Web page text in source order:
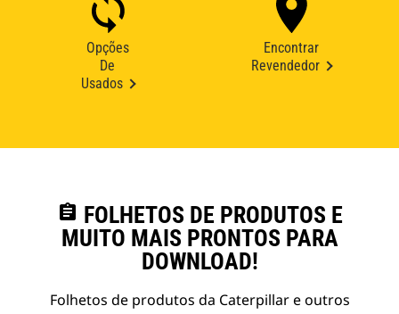
Opções
De
Usados
Encontrar
Revendedor
assignment FOLHETOS DE PRODUTOS E
MUITO MAIS PRONTOS PARA
DOWNLOAD!
Folhetos de produtos da Caterpillar e outros